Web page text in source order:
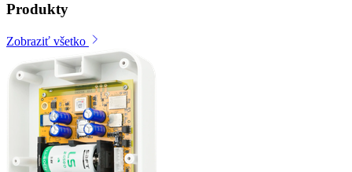
Produkty
Zobraziť všetko